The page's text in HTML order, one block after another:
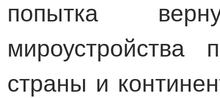
попытка
мироустройства
страны и